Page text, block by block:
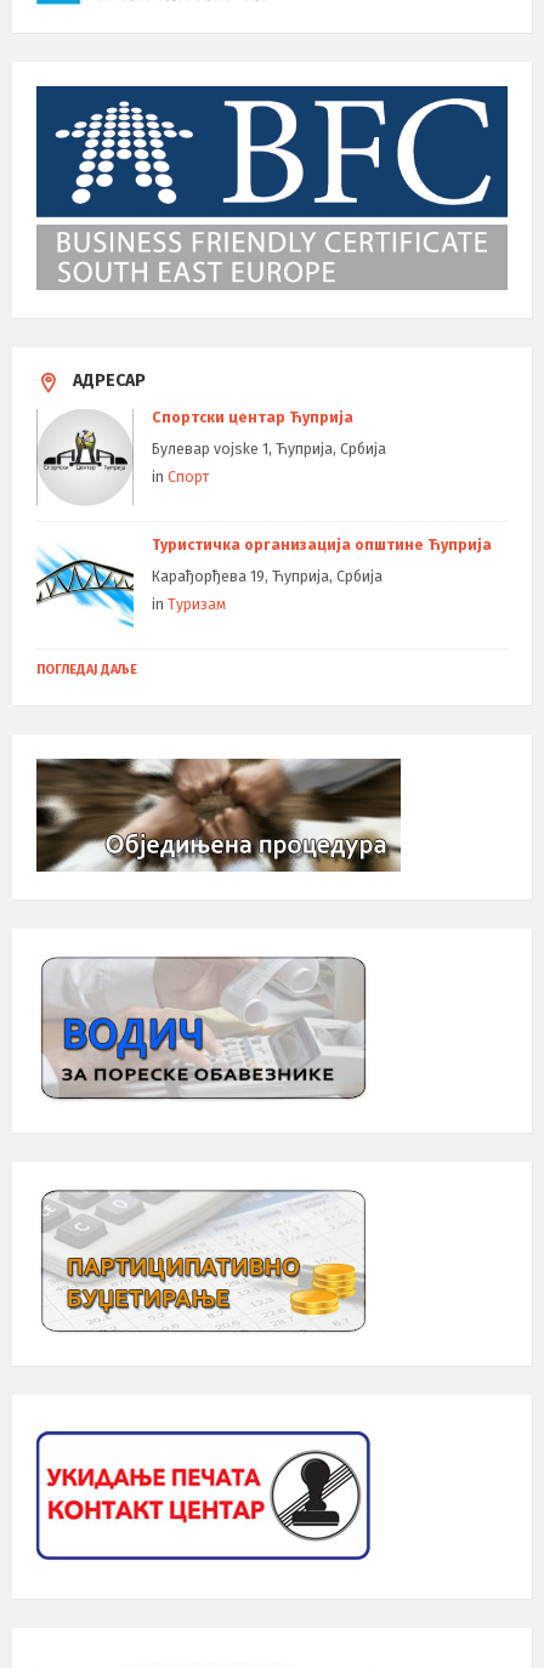
АДРЕСАР
Спортски центар Ћуприја
Булевар vojske 1, Ћуприја, Србија
in Спорт
Туристичка организација општине Ћуприја
Карађорђева 19, Ћуприја, Србија
in Туризам
ПОГЛЕДАЈ ДАЉЕ